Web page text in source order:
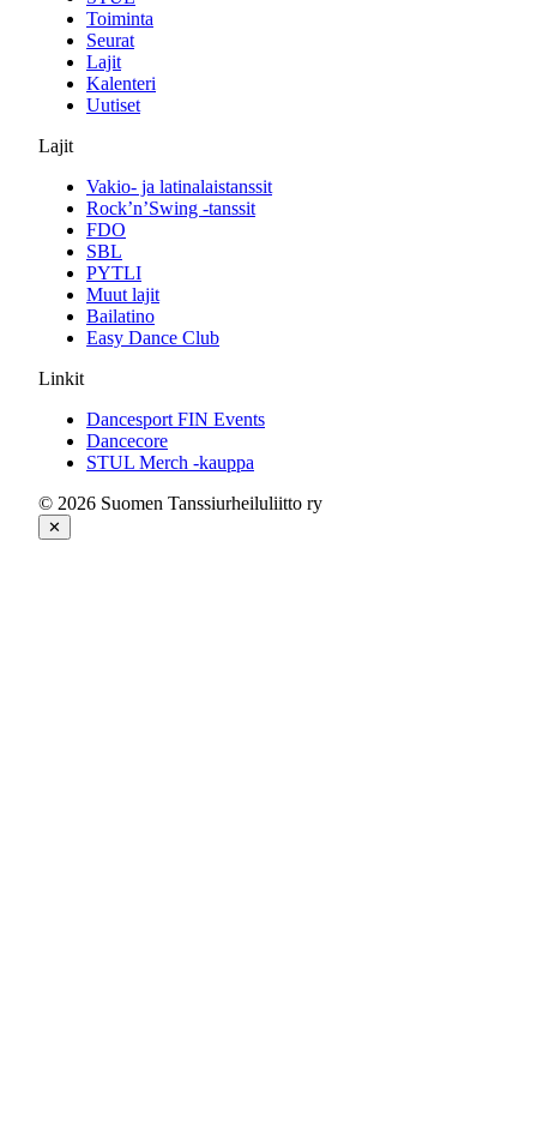
Toiminta
Seurat
Lajit
Kalenteri
Uutiset
Lajit
Vakio- ja latinalaistanssit
Rock’n’Swing -tanssit
FDO
SBL
PYTLI
Muut lajit
Bailatino
Easy Dance Club
Linkit
Dancesport FIN Events
Dancecore
STUL Merch -kauppa
© 2026 Suomen Tanssiurheiluliitto ry
✕